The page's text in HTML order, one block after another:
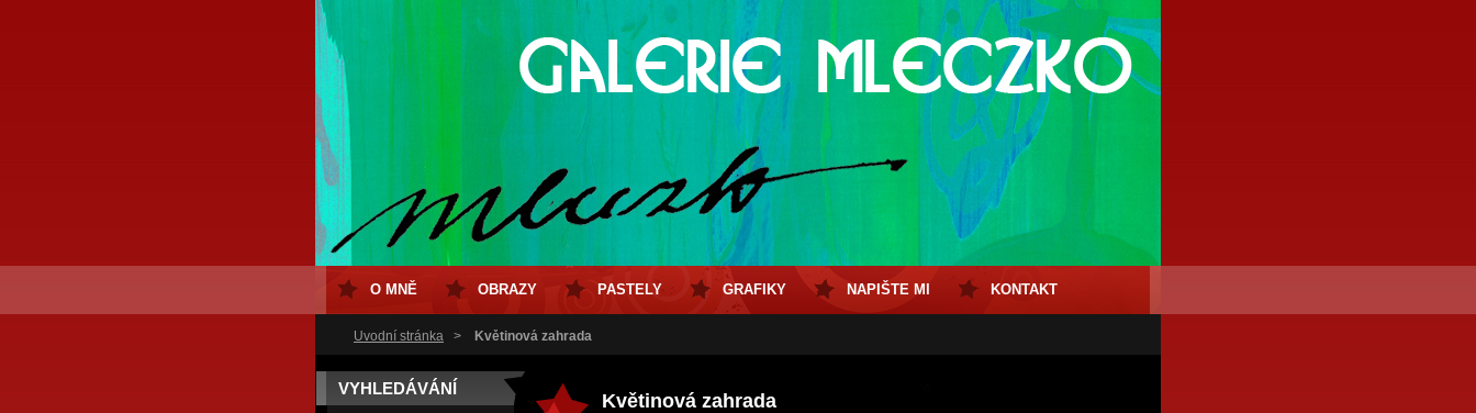
Úvodní stránka > Květinová zahrada
VYHLEDÁVÁNÍ
Květinová zahrada
O MNĚ OBRAZY PASTELY GRAFIKY NAPIŠTE MI KONTAKT